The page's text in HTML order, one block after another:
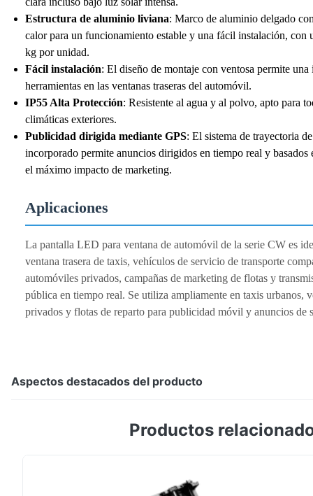
Estructura de aluminio liviana: Marco de aluminio delgado
calor para un funcionamiento estable y una fácil instalación, con
kg por unidad.
Fácil instalación: El diseño de montaje con ventosa permite
herramientas en las ventanas traseras del automóvil.
IP55 Alta Protección: Resistente al agua y al polvo, apto para
climáticas exteriores.
Publicidad dirigida mediante GPS: El sistema de trayectoria
incorporado permite anuncios dirigidos en tiempo real y basados
el máximo impacto de marketing.
Aplicaciones
La pantalla LED para ventana de automóvil de la serie CW es
ventana trasera de taxis, vehículos de servicio de transporte
automóviles privados, campañas de marketing de flotas y
pública en tiempo real. Se utiliza ampliamente en taxis urbanos,
privados y flotas de reparto para publicidad móvil y anuncios de
Aspectos destacados del producto
de transparencia, alto brillo de 4500-5000 cd/㎡,
Productos